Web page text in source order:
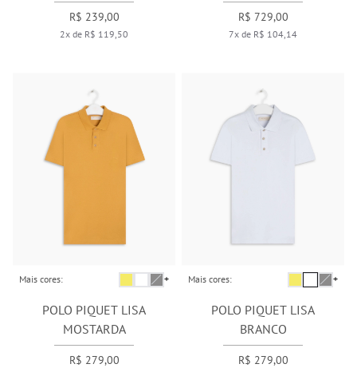
R$ 239,00
2x de R$ 119,50
R$ 729,00
7x de R$ 104,14
Mais cores: +
POLO PIQUET LISA
MOSTARDA
R$ 279,00
Mais cores: +
POLO PIQUET LISA
BRANCO
R$ 279,00